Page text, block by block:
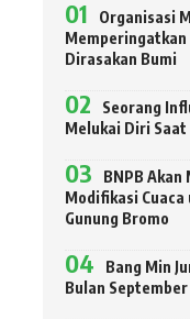
Organisasi
Memperingatkan
Dirasakan Bumi
Seorang
Melukai Diri Saat
BNPB
Modifikasi
Gunung Bromo
Bang Min
Bulan